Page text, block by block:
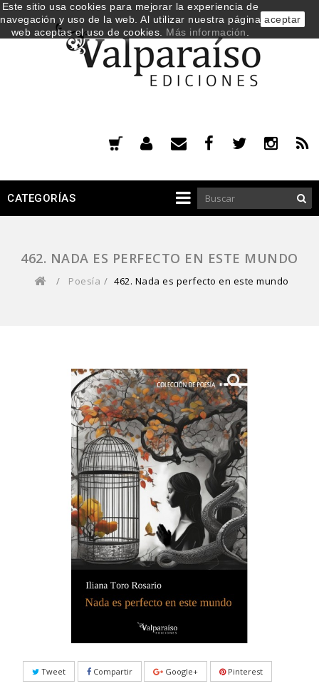
CATEGORÍAS
462. NADA ES PERFECTO EN ESTE MUNDO
/ Poesía / 462. Nada es perfecto en este mundo
Tweet Compartir Google+ Pinterest
Este sitio usa cookies para mejorar la experiencia de
navegación y uso de la web. Al utilizar nuestra página
web aceptas el uso de cookies. Más información
aceptar